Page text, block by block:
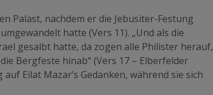
Palast, nachdem er die Jebusiter-Festung
hatte (Vers 11). „Und als die
gesalbt hatte, da zogen alle Philister herauf,
Bergfeste hinab“ (Vers 17 – Elberfelder
Eilat Mazar’s Gedanken, während sie sich